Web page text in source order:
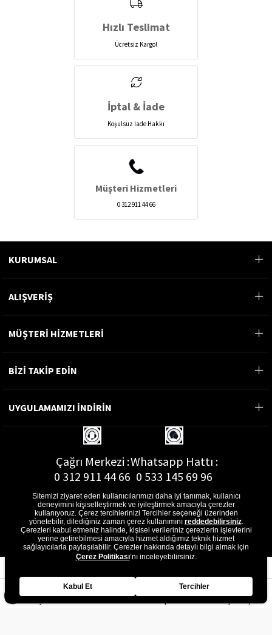
Hızlı Teslimat
Ücretsiz Kargo!
İptal & İade
Koşulsuz İade Hakkı
Müşteri Hizmetleri
0 312 911 44 66
KURUMSAL
ALIŞVERİŞ
MÜŞTERİ HİZMETLERİ
BİZİ TAKİP EDİN
UYGULAMAMIZI İNDİRİN
Çağrı Merkezi :
0 312 911 44 66
Whatsapp Hattı :
0 533 145 69 96
E-Posta Adresi :
musterihizmetleri@gon.com.tr
Sitemizi ziyaret eden kullanıcılarımızı daha iyi tanımak, kullanıcı
deneyimini kişiselleştirmek ve iyileştirmek amacıyla çerezler
kullanıyoruz. Çerez tercihlerinizi Tercihler seçeneği üzerinden
yönetebilir, dilediğiniz zaman çerez kullanımını reddedebilirsiniz.
Çerezleri kabul etmeniz halinde, kişisel verileriniz çerezlerin işlevlerini
yerine getirebilmesi amacıyla hizmet aldığımız teknik hizmet
sağlayıcılarla paylaşılabilir. Çerezler hakkında detaylı bilgi almak için
Çerez Politikası’nı inceleyebilirsiniz.
Kabul Et Tercihler